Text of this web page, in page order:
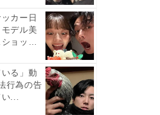
カー日
デル美
ョット
いる」動
行為の告
...